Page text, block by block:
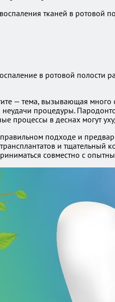
тканей в ротовой
в ротовой полости
— тема, вызывающая много
процедуры.
процессы в деснах могут
подходе и
и
совместно с